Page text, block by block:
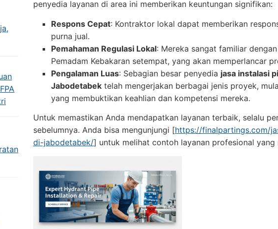
penyedia layanan di area ini memberikan keuntungan signifikan:
Respons Cepat: Kontraktor lokal dapat memberikan
purna jual.
Pemahaman Regulasi Lokal: Mereka sangat familiar
Pemadam Kebakaran setempat, yang akan memperlancar
Pengalaman Luas: Sebagian besar penyedia jasa instalasi
Jabodetabek telah mengerjakan berbagai jenis proyek,
yang membuktikan keahlian dan kompetensi mereka.
Untuk memastikan Anda mendapatkan layanan terbaik, selalu
sebelumnya. Anda bisa mengunjungi [https://finalpartings.com/
di-jabodetabek/] untuk melihat contoh layanan profesional yang